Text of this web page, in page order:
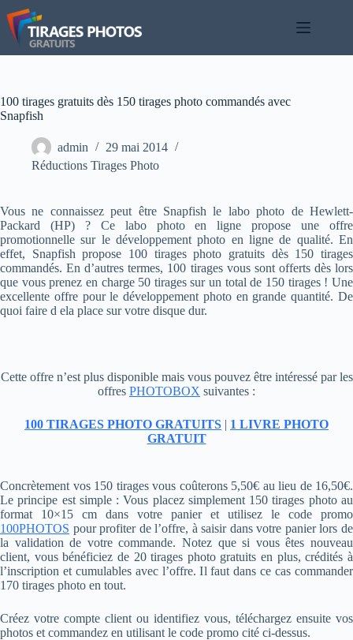
Passer
au
contenu
100 tirages gratuits dès 150 tirages photo commandés avec
Snapfish
admin
29 mai 2014
Réductions Tirages Photo
Vous ne connaissez peut être Snapfish le labo photo de Hewlett-
Packard (HP) ? Ce labo photo en ligne propose une offre
promotionnelle sur le développement photo en ligne de qualité. En
effet, Snapfish propose 100 tirages photo gratuits dès 150 tirages
commandés. En d’autres termes, 100 tirages vous sont offerts dès lors
que vous prenez en charge 50 tirages sur un total de 150 tirages ! Une
excellente offre pour le développement photo en grande quantité. De
quoi faire d ela place sur votre disque dur.
Cette offre n’est plus disponible mais vous pouvez être intéressé par les
offres PHOTOBOX suivantes :
100 TIRAGES PHOTO GRATUITS | 1 LIVRE PHOTO
GRATUIT
Concrètement vos 150 tirages vous coûterons 5,50€ au lieu de 16,50€.
Le principe est simple : Vous placez simplement 150 tirages photo au
format 10×15 cm dans votre panier et utilisez le code promo
100PHOTOS pour profiter de l’offre, à saisir dans votre panier lors de
la validation de votre commande. Notez que si vous êtes nouveau
client, vous bénéficiez de 20 tirages photo gratuits en plus, crédités à
l’inscription et cumulables avec l’offre. Il faut dans ce cas commander
170 tirages photo en tout.
Créez votre compte client ou identifiez vous, téléchargez ensuite vos
photos et commandez en utilisant le code promo cité ci-dessus.